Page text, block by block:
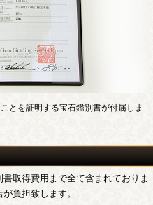
とを証明する宝石鑑別書が付属しま
取得費用まで全て含まれておりま
負担致します。